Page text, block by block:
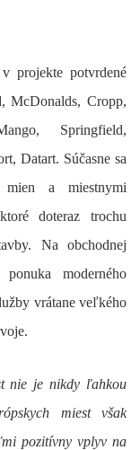
projekte potvrdené
McDonalds, Cropp,
Springfield,
Datart. Súčasne sa
a miestnymi
doteraz trochu
Na obchodnej
moderného
vrátane veľkého
nie je nikdy ľahkou
miest však
pozitívny vplyv na